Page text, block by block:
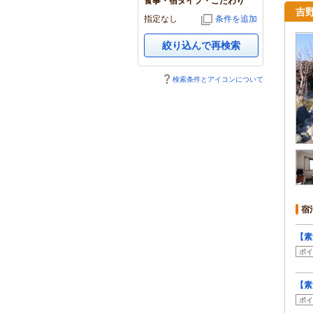
指定なし
条件を追加
絞り込んで再検索
検索条件とアイコンについて
吉
宿
【
ポ
【
ポ